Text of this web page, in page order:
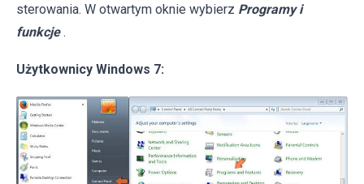
sterowania. W otwartym oknie wybierz Programy i
funkcje .
Użytkownicy Windows 7: